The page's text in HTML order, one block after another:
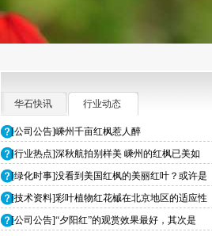
华石快讯 行业动态
[公司公告]嵊州千亩红枫惹人醉
[行业热点]深秋航拍别样美 嵊州的红枫已美如
[绿化时事]没看到美国红枫的美丽红叶？或许是
[技术资料]彩叶植物红花槭在北京地区的适应性
[公司公告]“夕阳红”的观赏效果最好，其次是